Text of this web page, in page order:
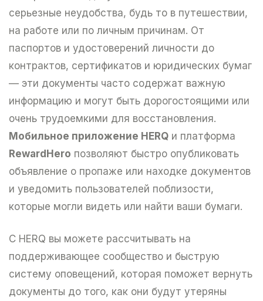
серьезные неудобства, будь то в путешествии,
на работе или по личным причинам. От
паспортов и удостоверений личности до
контрактов, сертификатов и юридических бумаг
— эти документы часто содержат важную
информацию и могут быть дорогостоящими или
очень трудоемкими для восстановления.
Мобильное приложение HERQ и платформа
RewardHero позволяют быстро опубликовать
объявление о пропаже или находке документов
и уведомить пользователей поблизости,
которые могли видеть или найти ваши бумаги.
С HERQ вы можете рассчитывать на
поддерживающее сообщество и быструю
систему оповещений, которая поможет вернуть
документы до того, как они будут утеряны